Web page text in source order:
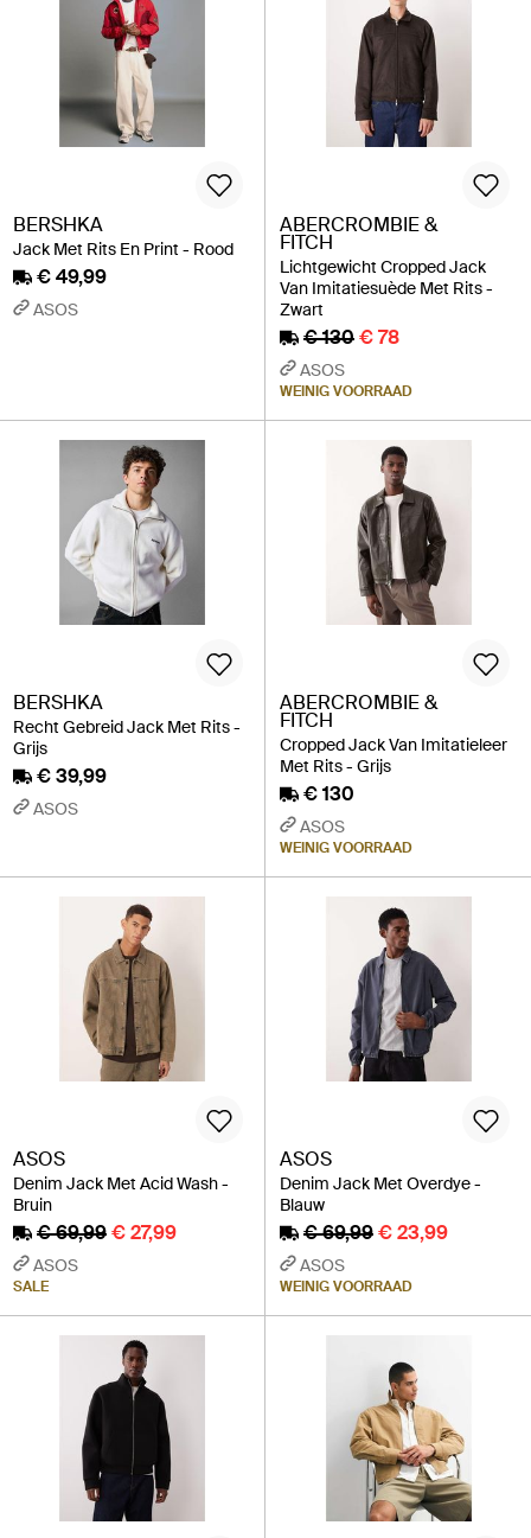
BERSHKA
Jack Met Rits En Print - Rood
€ 49,99
ASOS
ABERCROMBIE &
FITCH
Lichtgewicht Cropped Jack
Van Imitatiesuède Met Rits -
Zwart
€ 130€ 78
ASOS
WEINIG VOORRAAD
BERSHKA
Recht Gebreid Jack Met Rits -
Grijs
€ 39,99
ASOS
ABERCROMBIE &
FITCH
Cropped Jack Van Imitatieleer
Met Rits - Grijs
€ 130
ASOS
WEINIG VOORRAAD
ASOS
Denim Jack Met Acid Wash -
Bruin
€ 69,99€ 27,99
ASOS
SALE
ASOS
Denim Jack Met Overdye -
Blauw
€ 69,99€ 23,99
ASOS
WEINIG VOORRAAD